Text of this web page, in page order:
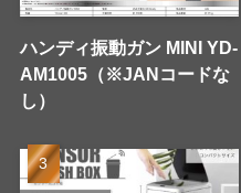
ハンディ振動ガン MINI YD-
AM1005（※JANコードな
し）